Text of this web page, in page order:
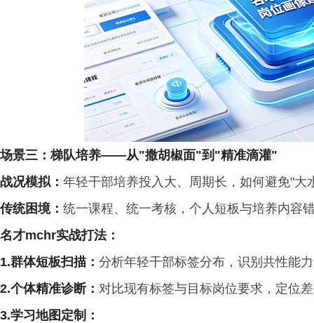
场景三：梯队培养——从"撒胡椒面"到 "精准滴灌"
战况模拟： 年轻干部培养投入大、周期长，如何避免"大
传统困境： 统一课程、统一考核，个人短板与培养内容
名才mchr实战打法：
1.群体短板扫描 ： 分析年轻干部标签分布，识别共性能
2.个体精准诊断： 对比现有标签与目标岗位要求，定位
3.学习地图定制 ：